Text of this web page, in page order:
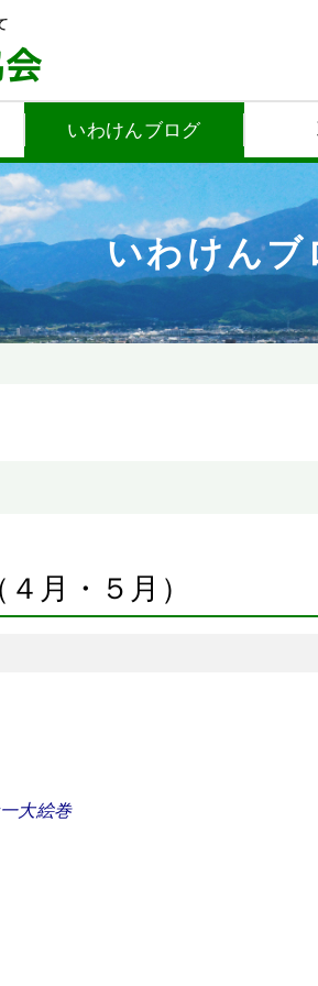
いわけんブログ
いわけんブ
月・５月）
大絵巻